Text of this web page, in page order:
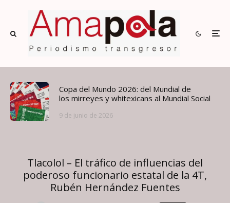
Copa del Mundo 2026: del Mundial de
los mirreyes y whitexicans al Mundial Social
9 de junio de 2026
Tlacolol – El tráfico de influencias del
poderoso funcionario estatal de la 4T,
Rubén Hernández Fuentes